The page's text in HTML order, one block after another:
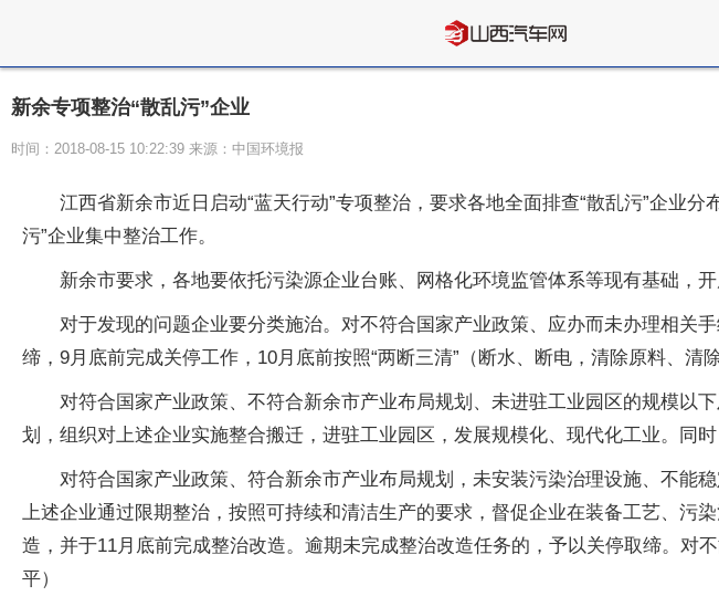
新余专项整治“散乱污”企业
时间：2018-08-15 10:22:39 来源：中国环境报
江西省新余市近日启动“蓝天行动”专项整治，要求各地全面排查“散乱污”企业
污”企业集中整治工作。
新余市要求，各地要依托污染源企业台账、网格化环境监管体系等现有基础，
对于发现的问题企业要分类施治。对不符合国家产业政策、应办而未办理相关
缔，9月底前完成关停工作，10月底前按照“两断三清”（断水、断电，清除原料、清
对符合国家产业政策、不符合新余市产业布局规划、未进驻工业园区的规模以
划，组织对上述企业实施整合搬迁，进驻工业园区，发展规模化、现代化工业。同
对符合国家产业政策、符合新余市产业布局规划，未安装污染治理设施、不能
上述企业通过限期整治，按照可持续和清洁生产的要求，督促企业在装备工艺、污
造，并于11月底前完成整治改造。逾期未完成整治改造任务的，予以关停取缔。
平）